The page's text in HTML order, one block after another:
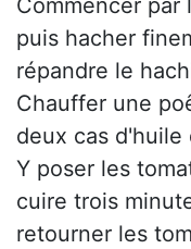
Commencer par
puis hacher
répandre le
Chauffer une
deux cas d'huile
Y poser les
cuire trois
retourner les